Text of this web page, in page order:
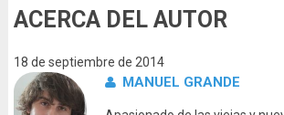
ACERCA DEL AUTOR
18 de septiembre de 2014
MANUEL GRANDE